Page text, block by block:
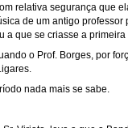
relativa segurança que
de um antigo professor
a que se criasse a
o Prof. Borges, por
nada mais se sabe.